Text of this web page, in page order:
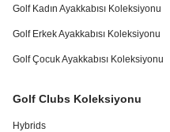
Golf Kadın Ayakkabısı Koleksiyonu
Golf Erkek Ayakkabısı Koleksiyonu
Golf Çocuk Ayakkabısı Koleksiyonu
Golf Clubs Koleksiyonu
Hybrids